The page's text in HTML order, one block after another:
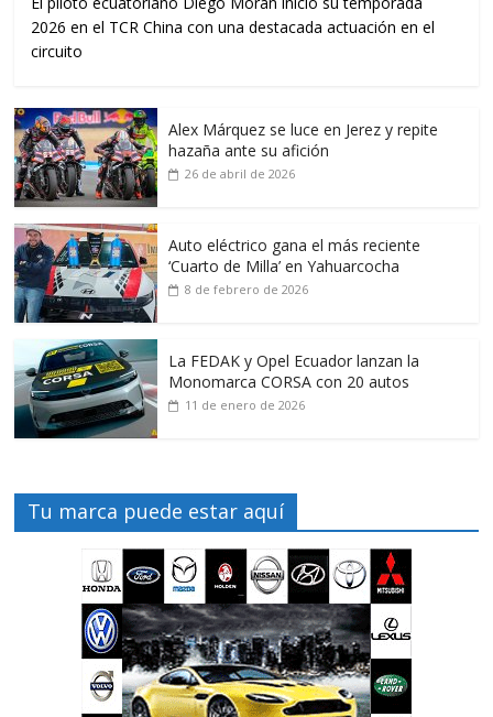
2026 en el TCR China con una destacada actuación en el
circuito
Alex Márquez se luce en Jerez y repite
hazaña ante su afición
26 de abril de 2026
Auto eléctrico gana el más reciente
‘Cuarto de Milla’ en Yahuarcocha
8 de febrero de 2026
La FEDAK y Opel Ecuador lanzan la
Monomarca CORSA con 20 autos
11 de enero de 2026
Tu marca puede estar aquí